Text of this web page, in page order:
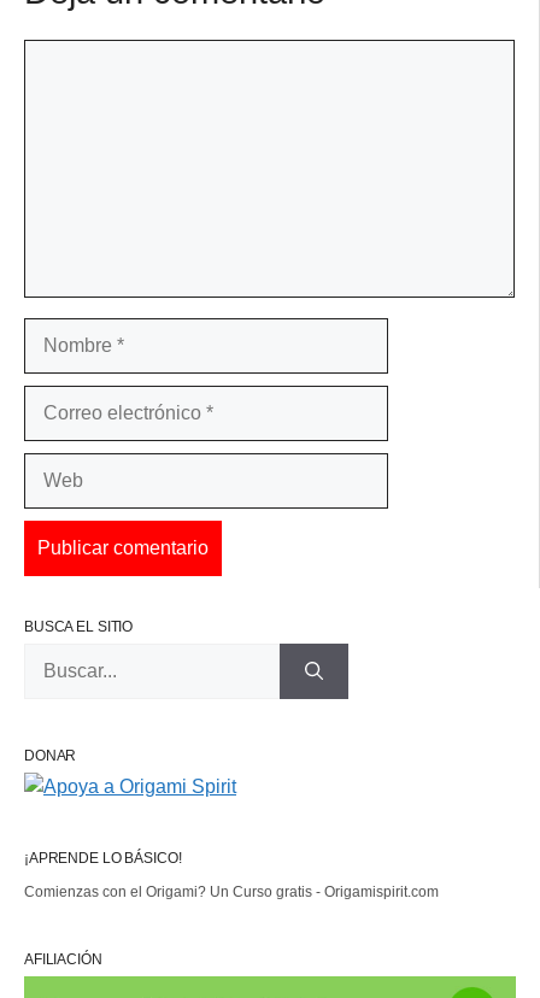
BUSCA EL SITIO
DONAR
¡APRENDE LO BÁSICO!
Comienzas con el Origami? Un Curso gratis - Origamispirit.com
AFILIACIÓN